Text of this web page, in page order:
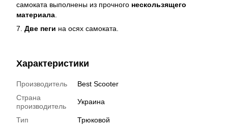
самоката выполнены из прочного нескользящего
материала
7. Две пеги на осях самоката.
Характеристики
Производитель
Best Scooter
Страна
производитель
Украина
Тип
Трюковой